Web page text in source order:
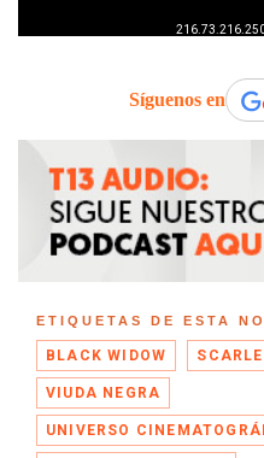
Síguenos en
ETIQUETAS DE ESTA
BLACK WIDOW
VIUDA NEGRA
UNIVERSO